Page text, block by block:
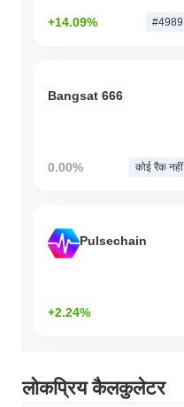
+14.09% #4989
Bangsat 666
0.00% कोई रैंक नहीं
Pulsechain
+2.24%
लोकप्रिय कैलकुलेटर